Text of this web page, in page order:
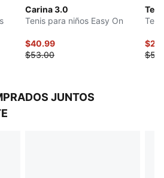
para niños de 4 a 8 años
Carina 3.0
Tenis para niños Easy On
$40.99
$53.00
JUNTOS